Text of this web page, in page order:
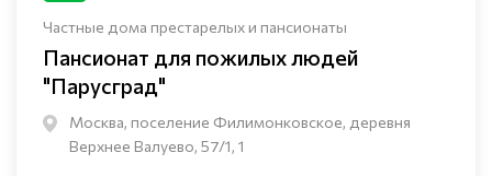
Частные дома престарелых и пансионаты
Пансионат для пожилых людей
"Парусград"
Москва, поселение Филимонковское, деревня
Верхнее Валуево, 57/1, 1